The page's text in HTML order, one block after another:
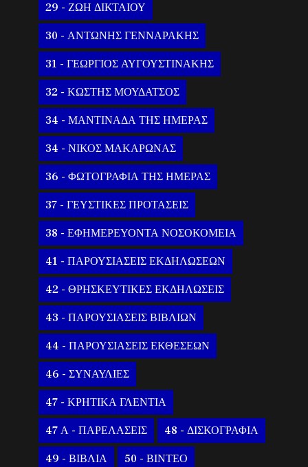
29 - ΖΩΗ ΔΙΚΤΑΙΟΥ
30 - ΑΝΤΩΝΗΣ ΓΕΝΝΑΡΑΚΗΣ
31 - ΓΕΩΡΓΙΟΣ ΑΥΓΟΥΣΤΙΝΑΚΗΣ
32 - ΚΩΣΤΗΣ ΜΟΥΔΑΤΣΟΣ
34 - ΜΑΝΤΙΝΑΔΑ ΤΗΣ ΗΜΕΡΑΣ
34 - ΝΙΚΟΣ ΜΑΚΑΡΩΝΑΣ
36 - ΦΩΤΟΓΡΑΦΙΑ ΤΗΣ ΗΜΕΡΑΣ
37 - ΓΕΥΣΤΙΚΕΣ ΠΡΟΤΑΣΕΙΣ
38 - ΕΦΗΜΕΡΕΥΟΝΤΑ ΝΟΣΟΚΟΜΕΙΑ
41 - ΠΑΡΟΥΣΙΑΣΕΙΣ ΕΚΔΗΛΩΣΕΩΝ
42 - ΘΡΗΣΚΕΥΤΙΚΕΣ ΕΚΔΗΛΩΣΕΙΣ
43 - ΠΑΡΟΥΣΙΑΣΕΙΣ ΒΙΒΛΙΩΝ
44 - ΠΑΡΟΥΣΙΑΣΕΙΣ ΕΚΘΕΣΕΩΝ
46 - ΣΥΝΑΥΛΙΕΣ
47 - ΚΡΗΤΙΚΑ ΓΛΕΝΤΙΑ
47 Α - ΠΑΡΕΛΑΣΕΙΣ 48 - ΔΙΣΚΟΓΡΑΦΙΑ
49 - ΒΙΒΛΙΑ 50 - ΒΙΝΤΕΟ